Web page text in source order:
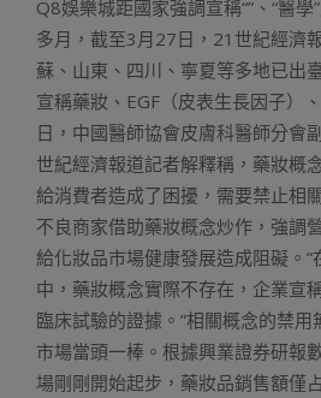
Q8娛樂城距國家強調宣稱“”、“醫
多月，截至3月27日，21世紀經濟
蘇、山東、四川、寧夏等多地已出
宣稱藥妝、EGF（皮表生長因子）
日，中國醫師協會皮膚科醫師分會
世紀經濟報道記者解釋稱，藥妝概
給消費者造成了困擾，需要禁止相
不良商家借助藥妝概念炒作，強調
給化妝品市場健康發展造成阻礙。
中，藥妝概念實際不存在，企業宣
臨床試驗的證據。”相關概念的禁
市場當頭一棒。根據興業證券研報
場剛剛開始起步，藥妝品銷售額僅